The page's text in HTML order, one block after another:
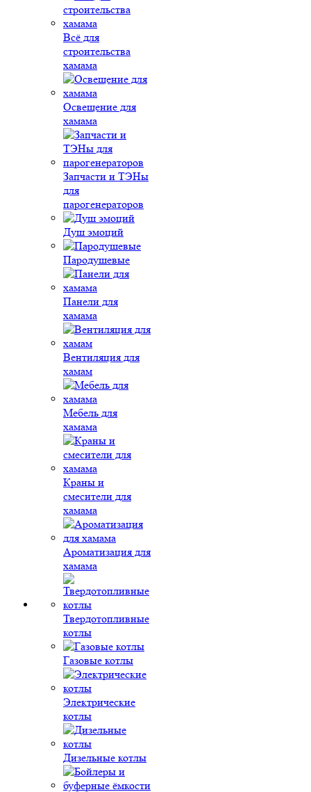
Всё для
строительства
хамама
Освещение для
хамама
Запчасти и ТЭНы
для
парогенераторов
Душ эмоций
Пародушевые
Панели для
хамама
Вентиляция для
хамам
Мебель для
хамама
Краны и
смесители для
хамама
Ароматизация для
хамама
Твердотопливные
котлы
Газовые котлы
Электрические
котлы
Дизельные котлы